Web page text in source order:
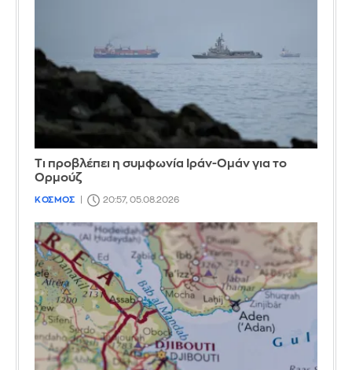
Τι προβλέπει η συμφωνία Ιράν-Ομάν για το
Ορμούζ
ΚΟΣΜΟΣ 20:57, 05.08.2026